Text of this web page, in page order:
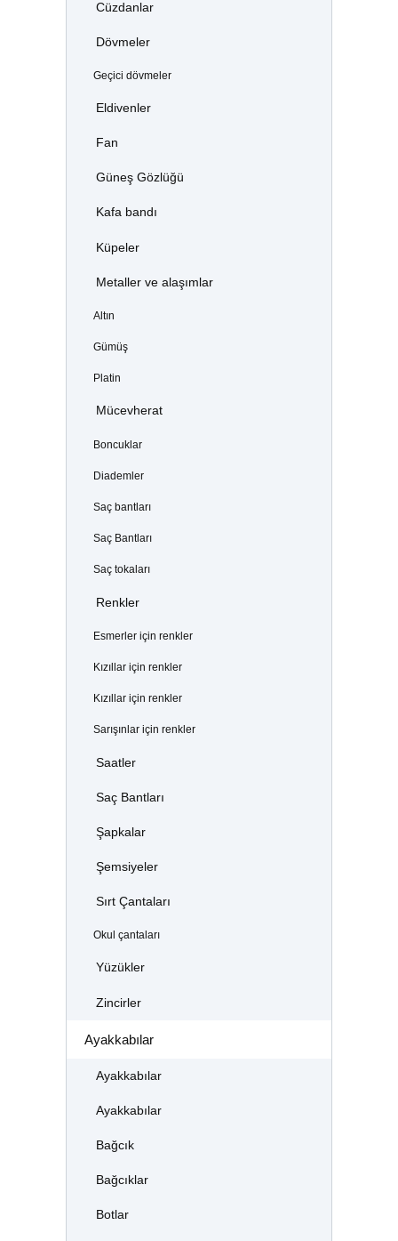
Cüzdanlar
Dövmeler
Geçici dövmeler
Eldivenler
Fan
Güneş Gözlüğü
Kafa bandı
Küpeler
Metaller ve alaşımlar
Altın
Gümüş
Platin
Mücevherat
Boncuklar
Diademler
Saç bantları
Saç Bantları
Saç tokaları
Renkler
Esmerler için renkler
Kızıllar için renkler
Kızıllar için renkler
Sarışınlar için renkler
Saatler
Saç Bantları
Şapkalar
Şemsiyeler
Sırt Çantaları
Okul çantaları
Yüzükler
Zincirler
Ayakkabılar
Ayakkabılar
Ayakkabılar
Bağcık
Bağcıklar
Botlar